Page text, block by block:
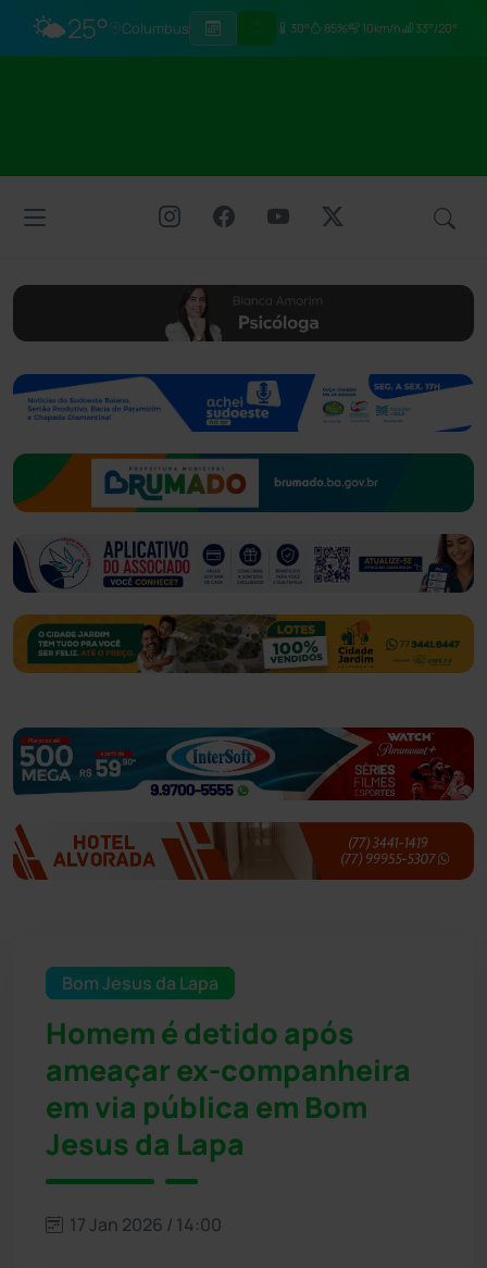
🌤️25° Columbus 30° 85% 10km/h 33°/20°
Bom Jesus da Lapa
Homem é detido após
ameaçar ex-companheira
em via pública em Bom
Jesus da Lapa
17 Jan 2026 / 14:00